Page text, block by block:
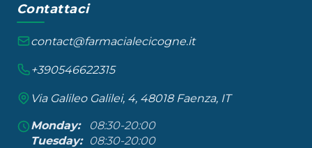
Contattaci
contact@farmacialecicogne.it
+390546622315
Via Galileo Galilei, 4, 48018 Faenza, IT
Monday:
08:30-20:00
Tuesday:
08:30-20:00